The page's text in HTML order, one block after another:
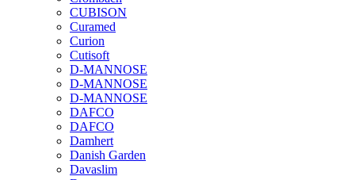
CUBISON
Curamed
Curion
Cutisoft
D-MANNOSE
D-MANNOSE
D-MANNOSE
DAFCO
DAFCO
Damhert
Danish Garden
Davaslim